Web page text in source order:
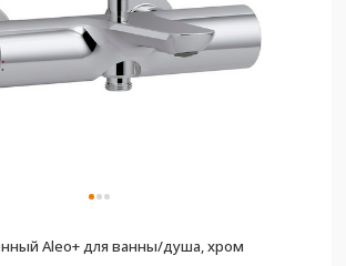
Aleo+ для ванны/душа, хром